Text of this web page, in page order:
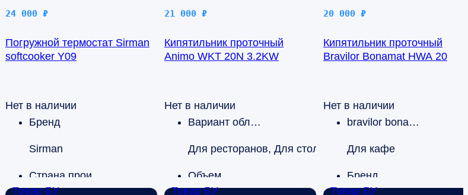
Товар БУ
24 000 ₽
Погружной термостат Sirman
softcooker Y09
Нет в наличии
Бренд
Sirman
Товар БУ
21 000 ₽
Кипятильник проточный
Animo WKT 20N 3.2KW
Нет в наличии
Вариант области применения
Для ресторанов, Для столовых
Объем
Товар БУ
20 000 ₽
Кипятильник проточный
Bravilor Bonamat HWA 20
Нет в наличии
bravilor bonamat
Для кафе
Бренд